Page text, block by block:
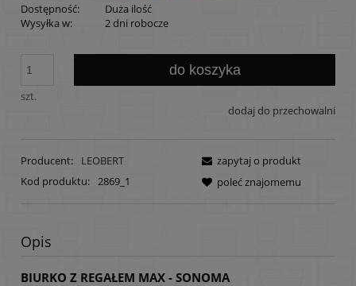
Dostępność:
Duża ilość
Wysyłka w:
2 dni robocze
szt.
do koszyka
dodaj do przechowalni
Producent:
LEOBERT
Kod produktu: 2869_1
zapytaj o produkt
poleć znajomemu
Opis
BIURKO Z REGAŁEM MAX - SONOMA